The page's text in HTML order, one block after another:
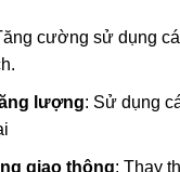
cường sử dụng
lượng: Sử dụng
giao thông: Thay